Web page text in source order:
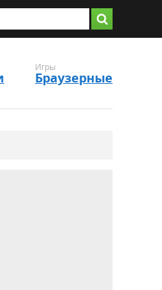
Игры
Браузерные